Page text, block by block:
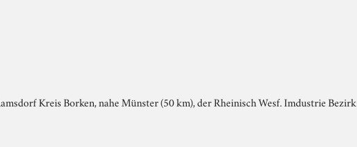
Kreis Borken, nahe Münster (50 km), der Rheinisch Wesf. Imdustrie Bezirk